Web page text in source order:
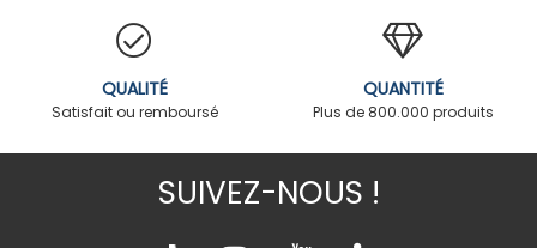
QUALITÉ
Satisfait ou remboursé
QUANTITÉ
Plus de 800.000 produits
SUIVEZ-NOUS !